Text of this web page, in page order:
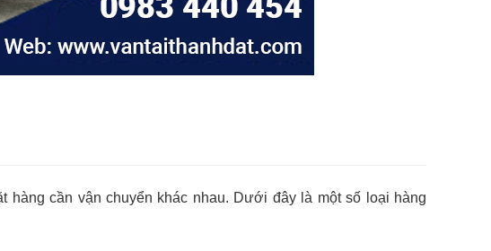
cần vận chuyển khác nhau. Dưới đây là một số loại hàng